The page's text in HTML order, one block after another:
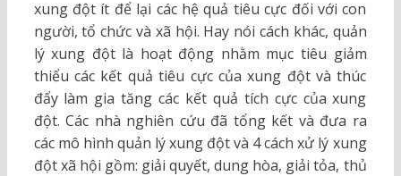
xung đột ít để lại các hệ quả tiêu cực đối với con
người, tổ chức và xã hội. Hay nói cách khác, quản
lý xung đột là hoạt động nhằm mục tiêu giảm
thiểu các kết quả tiêu cực của xung đột và thúc
đẩy làm gia tăng các kết quả tích cực của xung
đột. Các nhà nghiên cứu đã tổng kết và đưa ra
các mô hình quản lý xung đột và 4 cách xử lý xung
đột xã hội gồm: giải quyết, dung hòa, giải tỏa, thủ